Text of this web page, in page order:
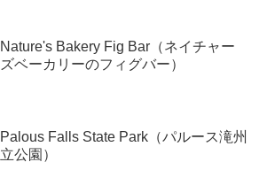
Nature's Bakery Fig Bar（ネイチャー
ズベーカリーのフィグバー）
Palous Falls State Park（パルース滝州
立公園）